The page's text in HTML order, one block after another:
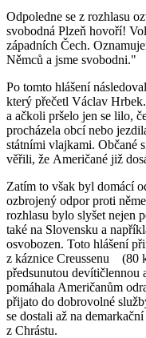
Odpoledne se z rozhlasu
svobodná Plzeň hovoří!
západních Čech.
Němců a jsme svobodni."
Po tomto hlášení
který přečetl Václav
a ačkoli pršelo jen se lilo,
procházela obcí nebo
státními vlajkami. Občané
věřili, že Američané již
Zatím to však byl domácí
ozbrojený odpor proti
rozhlasu bylo slyšet nejen
také na Slovensku a
osvobozen. Toto hlášení
z káznice Creussenu (80
předsunutou devítičlennou
pomáhala Američanům
přijato do dobrovolné
se dostali až na
z Chrástu.